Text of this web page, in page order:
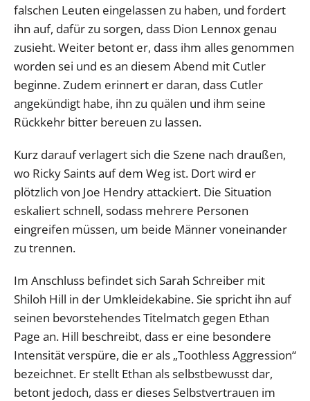
falschen Leuten eingelassen zu haben, und fordert
ihn auf, dafür zu sorgen, dass Dion Lennox genau
zusieht. Weiter betont er, dass ihm alles genommen
worden sei und es an diesem Abend mit Cutler
beginne. Zudem erinnert er daran, dass Cutler
angekündigt habe, ihn zu quälen und ihm seine
Rückkehr bitter bereuen zu lassen.
Kurz darauf verlagert sich die Szene nach draußen,
wo Ricky Saints auf dem Weg ist. Dort wird er
plötzlich von Joe Hendry attackiert. Die Situation
eskaliert schnell, sodass mehrere Personen
eingreifen müssen, um beide Männer voneinander
zu trennen.
Im Anschluss befindet sich Sarah Schreiber mit
Shiloh Hill in der Umkleidekabine. Sie spricht ihn auf
seinen bevorstehendes Titelmatch gegen Ethan
Page an. Hill beschreibt, dass er eine besondere
Intensität verspüre, die er als „Toothless Aggression“
bezeichnet. Er stellt Ethan als selbstbewusst dar,
betont jedoch, dass er dieses Selbstvertrauen im